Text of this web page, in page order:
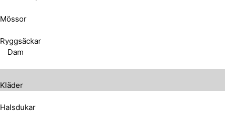
Mössor
Ryggsäckar
Dam
Kläder
Halsdukar